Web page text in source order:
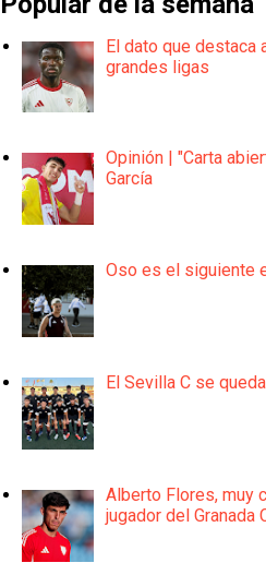
El dato que destaca
grandes ligas
Opinión | "Carta
García
Oso es el siguiente
El Sevilla C se
Alberto Flores, muy
jugador del Granada